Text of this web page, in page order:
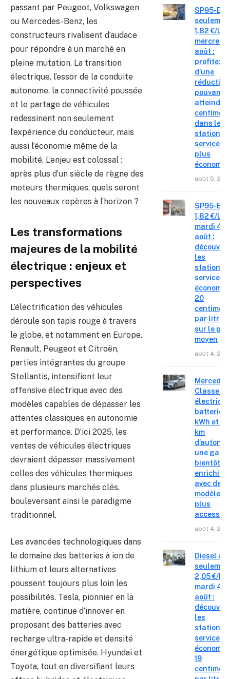
passant par Peugeot, Volkswagen
ou Mercedes-Benz, les
constructeurs rivalisent d’audace
pour répondre à un marché en
pleine mutation. La transition
électrique, l’essor de la conduite
autonome, la connectivité poussée
et le partage de véhicules
redessinent non seulement
l’expérience du conducteur, mais
aussi l’économie même de la
mobilité. L’enjeu est colossal :
après plus d’un siècle de règne des
moteurs thermiques, quels seront
les nouveaux repères à l’horizon ?
Les transformations
majeures de la mobilité
électrique : enjeux et
perspectives
L’électrification des véhicules
déroule son tapis rouge à travers
le globe, et notamment en Europe.
Renault, Peugeot et Citroën,
parties intégrantes du groupe
Stellantis, intensifient leur
offensive électrique avec des
modèles capables de dépasser les
attentes classiques en autonomie
et performance. D’ici 2025, les
ventes de véhicules électriques
devraient dépasser massivement
celles des véhicules thermiques
dans plusieurs marchés clés,
bouleversant ainsi le paradigme
traditionnel.
Les avancées technologiques dans
le domaine des batteries à ion de
lithium et leurs alternatives
poussent toujours plus loin les
possibilités. Tesla, pionnier en la
matière, continue d’innover en
proposant des batteries avec
recharge ultra-rapide et densité
énergétique optimisée. Hyundai et
Toyota, tout en diversifiant leurs
SP95-E10
1,82 €/L
mercredi
août :
profitez
d’une
réduction
pouvant
atteindre
centimes
dans les
stations-
service
plus
août 5,
SP95-E10
1,82 €/L
mardi 4
août :
les
stations-
service où
20
centimes
par litre
sur le prix
moyen
août 4,
Mercedes
Classe C
batterie
kWh et
km
une
bientôt
enrichie
avec des
modèles
plus
août 4,
Diesel à
2,05 €/L
mardi 4
août :
les
stations-
service où
19
centimes